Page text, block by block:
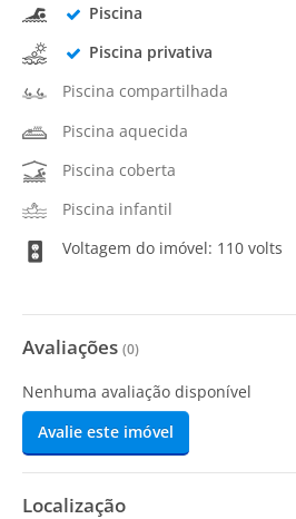
Piscina
Piscina privativa
Piscina compartilhada
Piscina aquecida
Piscina coberta
Piscina infantil
Voltagem do imóvel: 110 volts
Avaliações (0)
Nenhuma avaliação disponível
Avalie este imóvel
Localização